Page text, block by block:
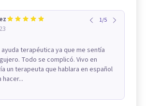
1/5
ayuda terapéutica ya que me sentía
Todo se complicó. Vivo en
un terapeuta que hablara en español
hacer...